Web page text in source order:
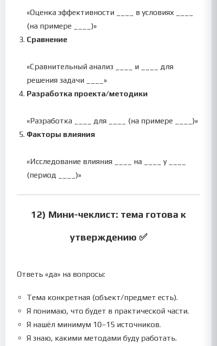
«Оценка эффективности ____ в условиях ____
(на примере ____)»
Сравнение
«Сравнительный анализ ____ и ____ для
решения задачи ____»
Разработка проекта/методики
«Разработка ____ для ____ (на примере ____)»
Факторы влияния
«Исследование влияния ____ на ____ у ____
(период ____)»
12) Мини-чеклист: тема готова к
утверждению ✅
Ответь «да» на вопросы:
Тема конкретная (объект/предмет есть).
Я понимаю, что будет в практической части.
Я нашёл минимум 10–15 источников.
Я знаю, какими методами буду работать.